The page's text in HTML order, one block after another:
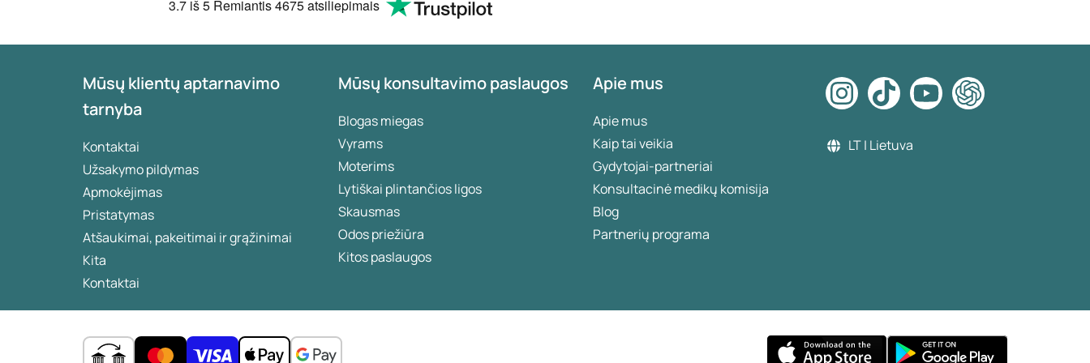
3.7 iš 5 Remiantis4675 atsiliepimais
Mūsų klientų aptarnavimo
tarnyba
Kontaktai
Užsakymo pildymas
Apmokėjimas
Pristatymas
Atšaukimai, pakeitimai ir grąžinimai
Kita
Kontaktai
Mūsų konsultavimo paslaugos
Blogas miegas
Vyrams
Moterims
Lytiškai plintančios ligos
Skausmas
Odos priežiūra
Kitos paslaugos
Apie mus
Apie mus
Kaip tai veikia
Gydytojai-partneriai
Konsultacinė medikų komisija
Blog
Partnerių programa
LT | Lietuva